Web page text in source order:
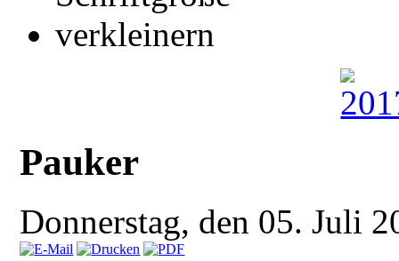
Pauker
Donnerstag, den 05. Juli